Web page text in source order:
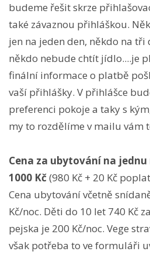
budeme řešit skrze
také závaznou přihláškou.
jen na jeden den, někdo na tři
někdo nebude chtít jídlo....je
finální informace o platbě
vaší přihlášky. V přihlášce
preferenci pokoje a taky s
my to rozdělíme v mailu vám
Cena za ubytování na jednu
1000 Kč(980 Kč + 20 Kč
Cena ubytování včetně
Kč/noc. Děti do 10 let 740 Kč
pejska je 200 Kč/noc. Vege
však potřeba to ve formuláři